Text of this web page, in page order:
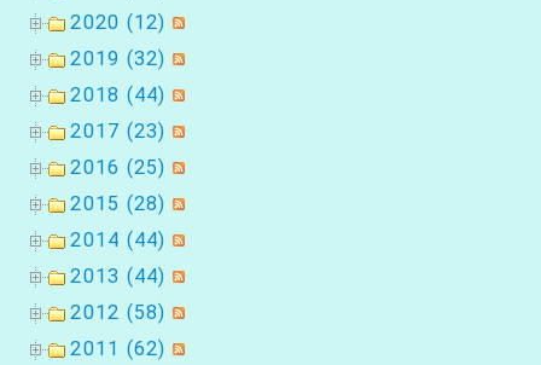
2020 (12)
2019 (32)
2018 (44)
2017 (23)
2016 (25)
2015 (28)
2014 (44)
2013 (44)
2012 (58)
2011 (62)